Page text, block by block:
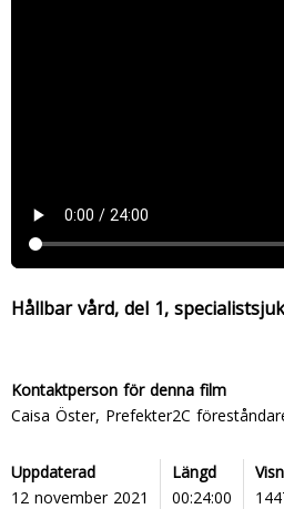
Hållbar vård, del 1,
Kontaktperson för denna film
Caisa Öster, Prefekter2C
Uppdaterad
12 november 2021
Längd
00:24:00